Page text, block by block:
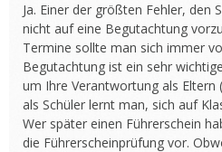
Ja. Einer der größten Fehler, den
nicht auf eine Begutachtung
Termine sollte man sich immer
Begutachtung ist ein sehr
um Ihre Verantwortung als Eltern
als Schüler lernt man, sich auf
Wer später einen Führerschein
die Führerscheinprüfung vor.